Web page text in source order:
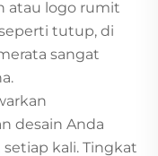
atau logo rumit
tutup, di
sangat
desain Anda
kali. Tingkat